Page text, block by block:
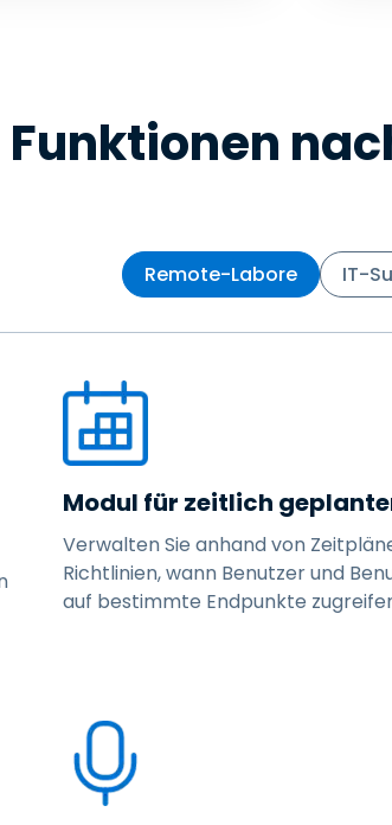
Funktionen
Remote-Labore IT-
Modul für zeitlich
Verwalten Sie anhand von
Richtlinien, wann Benutzer und
auf bestimmte Endpunkte